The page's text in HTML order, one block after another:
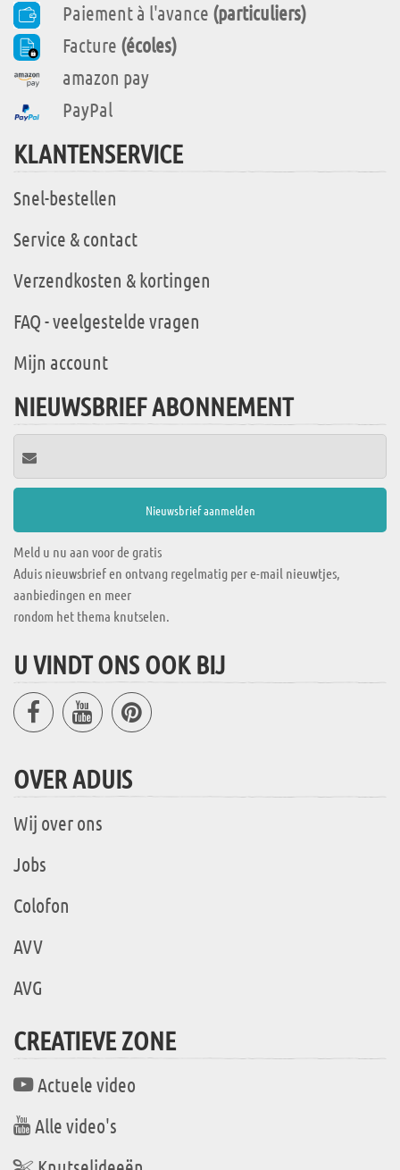
Paiement à l'avance (particuliers)
Facture (écoles)
amazon pay
PayPal
KLANTENSERVICE
Snel-bestellen
Service & contact
Verzendkosten & kortingen
FAQ - veelgestelde vragen
Mijn account
NIEUWSBRIEF ABONNEMENT
Meld u nu aan voor de gratis
Aduis nieuwsbrief en ontvang regelmatig per e-mail nieuwtjes,
aanbiedingen en meer
rondom het thema knutselen.
U VINDT ONS OOK BIJ
OVER ADUIS
Wij over ons
Jobs
Colofon
AVV
AVG
CREATIEVE ZONE
Actuele video
Alle video's